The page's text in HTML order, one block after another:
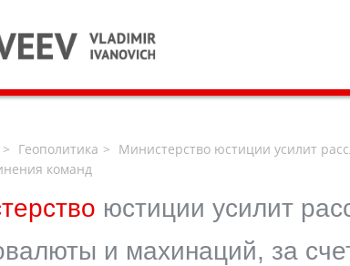
Геополитика
Министерство юстиции усилит
команд
юстиции усилит
и махинаций, за